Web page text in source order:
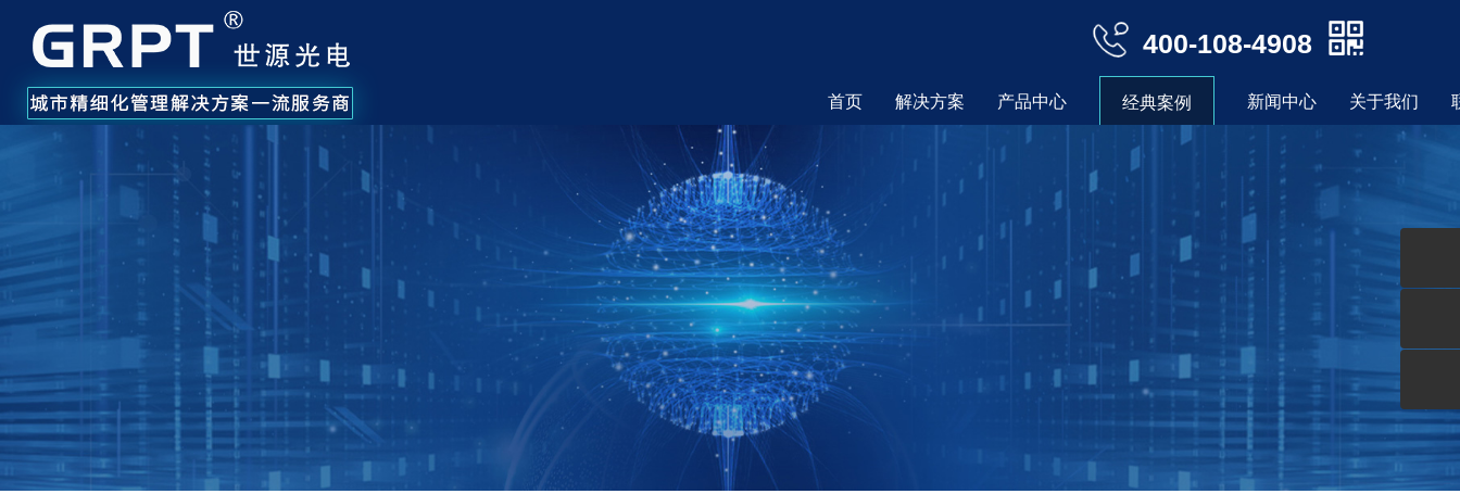
首页 解决方案 产品中心 经典案例 新闻中心 关于我们
400-108-4908